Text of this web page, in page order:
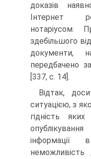
доказів
Інтернет
нотаріусом.
здебільшого
документи,
передбачено
[337, с. 14].
Відтак,
ситуацією, з
гідність
неможливість